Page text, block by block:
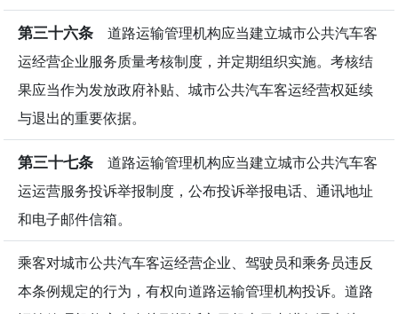
第三十六条 道路运输管理机构应当建立城市公共汽车客
运经营企业服务质量考核制度，并定期组织实施。考核结
果应当作为发放政府补贴、城市公共汽车客运经营权延续
与退出的重要依据。
第三十七条 道路运输管理机构应当建立城市公共汽车客
运运营服务投诉举报制度，公布投诉举报电话、通讯地址
和电子邮件信箱。
乘客对城市公共汽车客运经营企业、驾驶员和乘务员违反
本条例规定的行为，有权向道路运输管理机构投诉。道路